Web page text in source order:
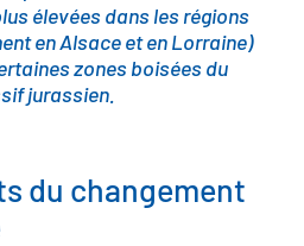
élevées dans les régions
en Alsace et en Lorraine)
zones boisées du
jurassien.
du changement